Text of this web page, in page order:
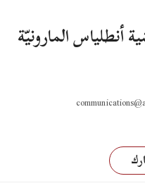
أنطلياس المارونيّة